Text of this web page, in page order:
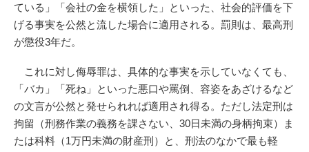
ている」「会社の金を横領した」といった、社会的評価を下
げる事実を公然と流した場合に適用される。罰則は、最高刑
が懲役3年だ。
これに対し侮辱罪は、具体的な事実を示していなくても、
「バカ」「死ね」といった悪口や罵倒、容姿をあざけるなど
の文言が公然と発せられれば適用され得る。ただし法定刑は
拘留（刑務作業の義務を課さない、30日未満の身柄拘束）ま
たは科料（1万円未満の財産刑）と、刑法のなかで最も軽